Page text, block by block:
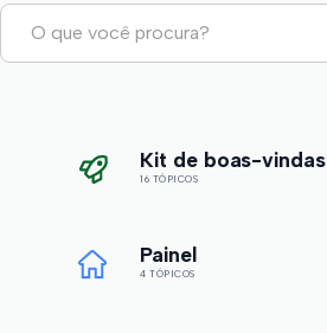
Kit de boas-vindas
16 TÓPICOS
Painel
4 TÓPICOS